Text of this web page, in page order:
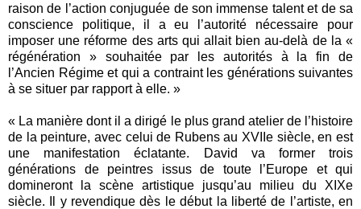
raison de l’action conjuguée de son immense talent et de sa
conscience politique, il a eu l’autorité nécessaire pour
imposer une réforme des arts qui allait bien au-delà de la «
régénération » souhaitée par les autorités à la fin de
l’Ancien Régime et qui a contraint les générations suivantes
à se situer par rapport à elle. »
« La manière dont il a dirigé le plus grand atelier de l’histoire
de la peinture, avec celui de Rubens au XVIIe siècle, en est
une manifestation éclatante. David va former trois
générations de peintres issus de toute l’Europe et qui
domineront la scène artistique jusqu’au milieu du XIXe
siècle. Il y revendique dès le début la liberté de l’artiste, en